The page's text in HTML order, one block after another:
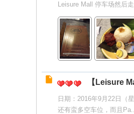
Leisure Mall 停车场然后
【Leisure
日期：2016年9月22日（
还有蛮多空车位，而且